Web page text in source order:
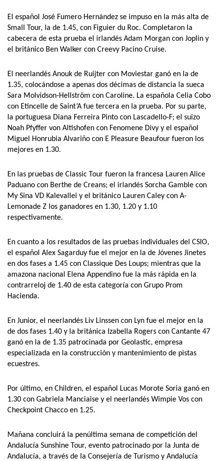
El español José Fumero Hernández se impuso en la más alta de
Small Tour, la de 1.45, con Figuier du Roc. Completaron la
cabecera de esta prueba el irlandés Adam Morgan con Joplin y
el británico Ben Walker con Creevy Pacino Cruise.
El neerlandés Anouk de Ruijter con Moviestar ganó en la de
1.35, colocándose a apenas dos décimas de distancia la sueca
Sara Molvidson-Hellström con Caroline. La española Celia Cobo
con Etincelle de Saint’A fue tercera en la prueba. Por su parte,
la portuguesa Diana Ferreira Pinto con Lascadello-F; el suizo
Noah Pfyffer von Altishofen con Fenomene Divy y el español
Miguel Honrubia Alvariño con E Pleasure Beaufour fueron los
mejores en 1.30.
En las pruebas de Classic Tour fueron la francesa Lauren Alice
Paduano con Berthe de Creans; el irlandés Sorcha Gamble con
My Sina VD Kalevallei y el británico Lauren Caley con A-
Lemonade Z los ganadores en 1.30, 1.20 y 1.10
respectivamente.
En cuanto a los resultados de las pruebas individuales del CSIO,
el español Alex Sagarduy fue el mejor en la de Jóvenes Jinetes
en dos fases a 1.45 con Classique Des Loups; mientras que la
amazona nacional Elena Appendino fue la más rápida en la
contrarreloj de 1.40 de esta categoría con Grupo Prom
Hacienda.
En Junior, el neerlandés Liv Linssen con Lyn fue el mejor en la
de dos fases 1.40 y la británica Izabella Rogers con Cantante 47
ganó en la de 1.35 patrocinada por Geolastic, empresa
especializada en la construcción y mantenimiento de pistas
ecuestres.
Por último, en Children, el español Lucas Morote Soria ganó en
1.30 con Gabriela Manciaise y el neerlandés Wimpie Vos con
Checkpoint Chacco en 1.25.
Mañana concluirá la penúltima semana de competición del
Andalucía Sunshine Tour, evento patrocinado por la Junta de
Andalucía, a través de la Consejería de Turismo y Andalucía